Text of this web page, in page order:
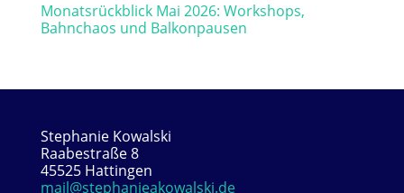
Monatsrückblick Mai 2026: Workshops,
Bahnchaos und Balkonpausen
Stephanie Kowalski
Raabestraße 8
45525 Hattingen
mail@stephanieakowalski.de